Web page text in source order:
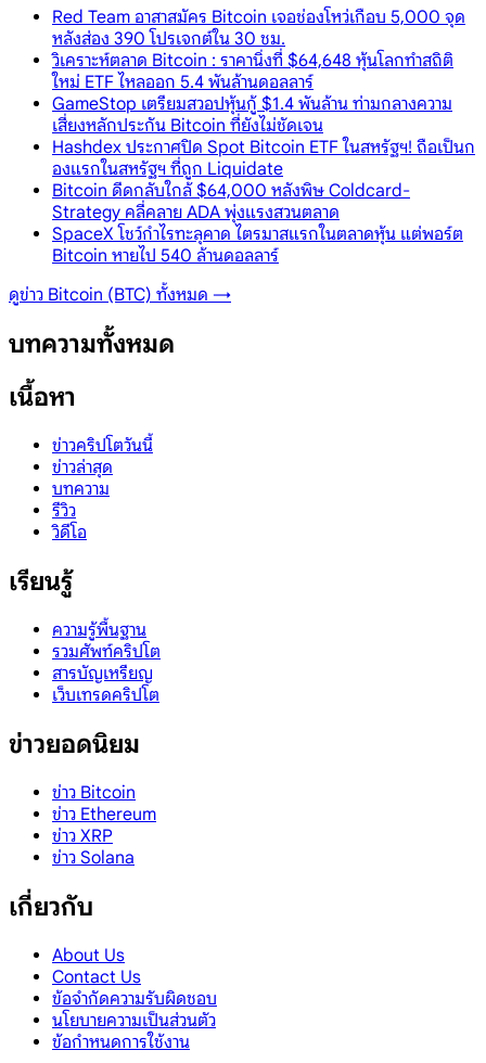
Red Team อาสาสมัคร Bitcoin เจอช่องโหว่เกือบ 5,000 จุด
หลังส่อง 390 โปรเจกต์ใน 30 ชม.
วิเคราะห์ตลาด Bitcoin : ราคานิ่งที่ $64,648 หุ้นโลกทำสถิติ
ใหม่ ETF ไหลออก 5.4 พันล้านดอลลาร์
GameStop เตรียมสวอปหุ้นกู้ $1.4 พันล้าน ท่ามกลางความ
เสี่ยงหลักประกัน Bitcoin ที่ยังไม่ชัดเจน
Hashdex ประกาศปิด Spot Bitcoin ETF ในสหรัฐฯ! ถือเป็นก
องแรกในสหรัฐฯ ที่ถูก Liquidate
Bitcoin ดีดกลับใกล้ $64,000 หลังพิษ Coldcard-
Strategy คลี่คลาย ADA พุ่งแรงสวนตลาด
SpaceX โชว์กำไรทะลุคาด ไตรมาสแรกในตลาดหุ้น แต่พอร์ต
Bitcoin หายไป 540 ล้านดอลลาร์
ดูข่าว Bitcoin (BTC) ทั้งหมด →
บทความทั้งหมด
เนื้อหา
ข่าวคริปโตวันนี้
ข่าวล่าสุด
บทความ
รีวิว
วิดีโอ
เรียนรู้
ความรู้พื้นฐาน
รวมศัพท์คริปโต
สารบัญเหรียญ
เว็บเทรดคริปโต
ข่าวยอดนิยม
ข่าว Bitcoin
ข่าว Ethereum
ข่าว XRP
ข่าว Solana
เกี่ยวกับ
About Us
Contact Us
ข้อจำกัดความรับผิดชอบ
นโยบายความเป็นส่วนตัว
ข้อกำหนดการใช้งาน